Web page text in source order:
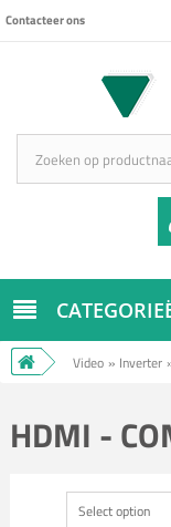
Contacteer ons
Video » Inverter
HDMI -
Select option